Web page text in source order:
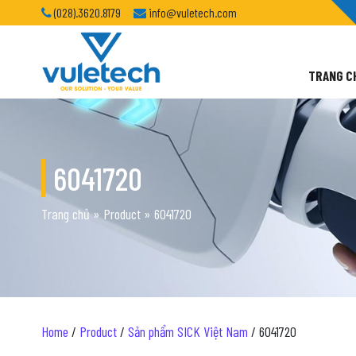
(028).3620.8179 info@vuletech.com
TRANG
6041720
Trang chủ» Product » 6041720
Home / Product/ Sản phẩm SICK Việt Nam / 6041720